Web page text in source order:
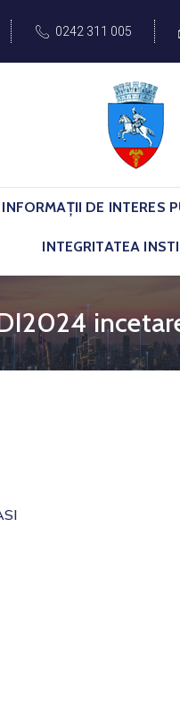
0242 311 005
INFORMAȚII DE INTERES
INTEGRITATEA